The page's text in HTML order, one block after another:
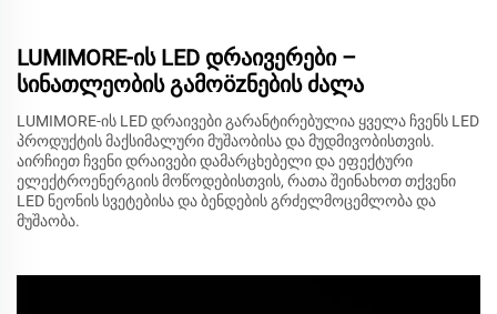
LUMIMORE-ის LED დრაივერები –
სინათლეობის გამოözნების ძალა
LUMIMORE-ის LED დრაივები გარანტირებულია ყველა ჩვენს LED
პროდუქტის მაქსიმალური მუშაობისა და მუდმივობისთვის.
აირჩიეთ ჩვენი დრაივები დამარცხებელი და ეფექტური
ელექტროენერგიის მოწოდებისთვის, რათა შეინახოთ თქვენი
LED ნეონის სვეტებისა და ბენდების გრძელმოცემლობა და
მუშაობა.